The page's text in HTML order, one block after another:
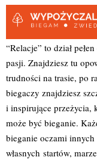
“Relacje” to dział
pasji. Znajdziesz tu
trudności na trasie, po
biegaczy znajdziesz
i inspirujące przeżycia,
może być bieganie.
bieganie oczami
własnych startów,